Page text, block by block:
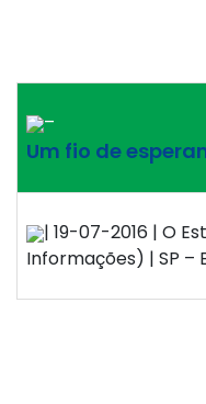
–
Um fio de
| 19-07-2016 | O
Informações) | SP –